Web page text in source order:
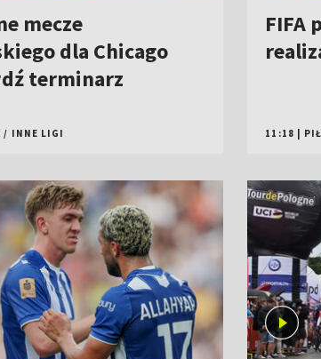
mecze
dla Chicago
terminarz
/ INNE LIGI
FIFA
11:18 |